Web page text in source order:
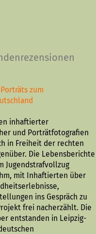
zum
inhaftierter
und Porträtfotografien
in Freiheit der rechten
Die Lebensberichte
Jugendstrafvollzug
mit Inhaftierten über
ins Gespräch zu
frei nacherzählt. Die
entstanden in Leipzig-